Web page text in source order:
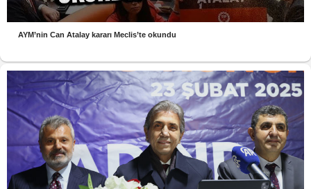
AYM’nin Can Atalay kararı Meclis’te okundu